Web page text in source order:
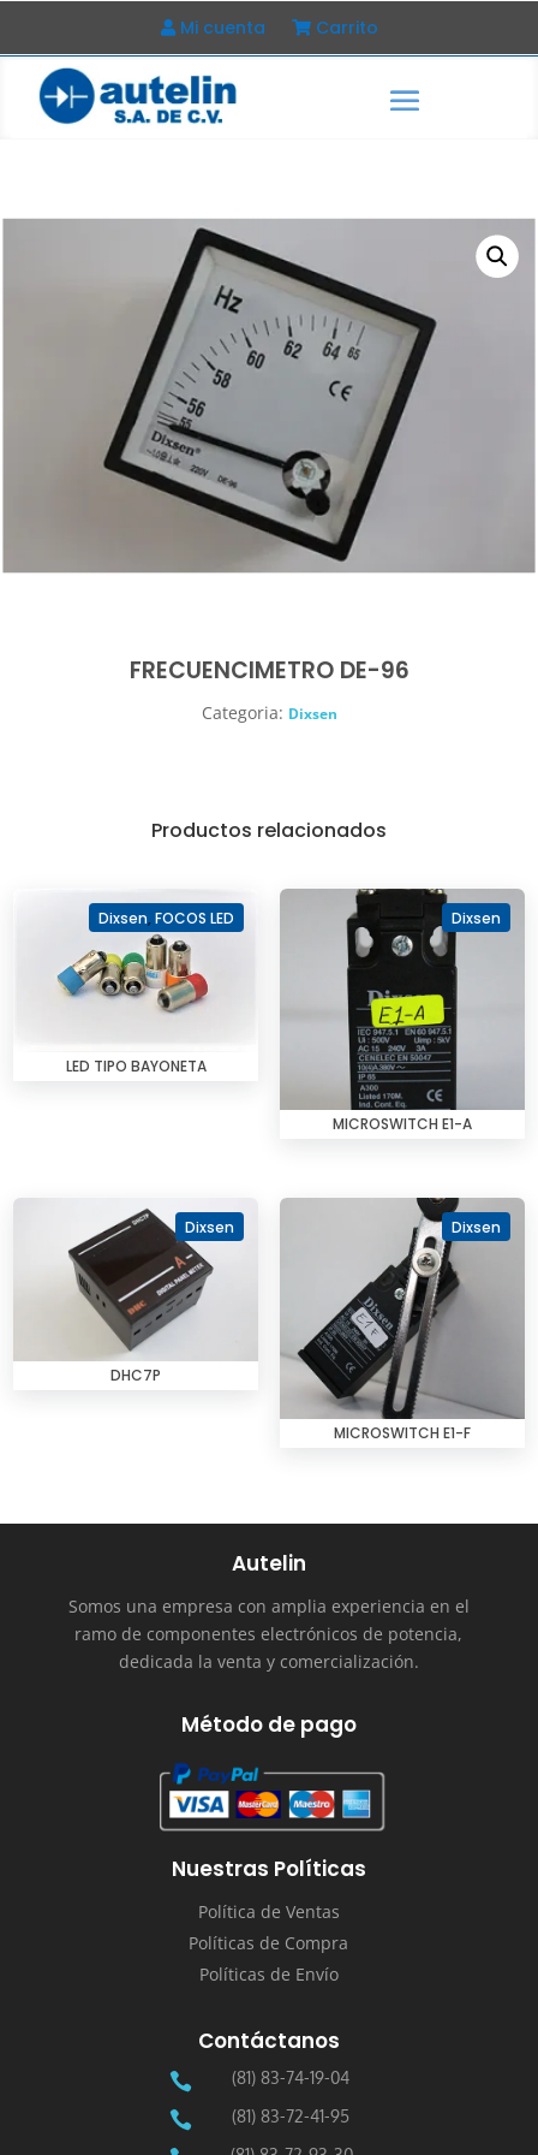
Mi cuenta Carrito
FRECUENCIMETRO DE-96
Categoria: Dixsen
Productos relacionados
Dixsen,FOCOS LED
LED TIPO BAYONETA
Dixsen
MICROSWITCH E1-A
Dixsen
DHC7P
Dixsen
MICROSWITCH E1-F
Autelin
Somos una empresa con amplia experiencia en el
ramo de componentes electrónicos de potencia,
dedicada la venta y comercialización.
Método de pago
Nuestras Políticas
Política de Ventas
Políticas de Compra
Políticas de Envío
Contáctanos
 (81) 83-74-19-04
 (81) 83-72-41-95